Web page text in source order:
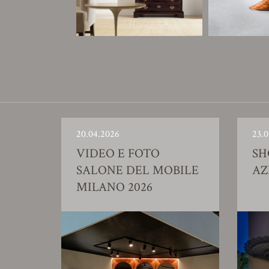
20.04.2026
VIDEO E FOTO
SALONE DEL MOBILE
MILANO 2026